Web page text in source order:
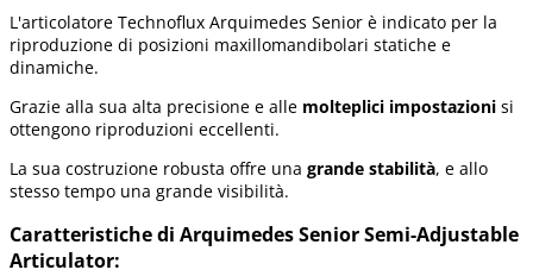
L'articolatore Technoflux Arquimedes Senior è indicato per la
riproduzione di posizioni maxillomandibolari statiche e
dinamiche.
Grazie alla sua alta precisione e alle molteplici impostazioni si
ottengono riproduzioni eccellenti.
La sua costruzione robusta offre una grande stabilità, e allo
stesso tempo una grande visibilità.
Caratteristiche di Arquimedes Senior Semi-Adjustable
Articulator: